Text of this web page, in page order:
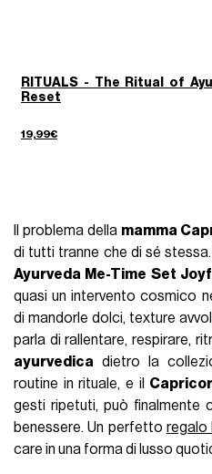
RITUALS - The Ritual of
Reset
19,99€
Il problema della mamma
di tutti tranne che di sé
Ayurveda Me-Time Set
quasi un intervento cosmico
di mandorle dolci, texture
parla di rallentare, respirare,
ayurvedica dietro la
routine in rituale, e il
gesti ripetuti, può finalmente
benessere. Un perfetto regalo
care in una forma di lusso